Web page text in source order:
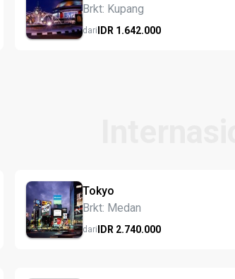
Brkt: Kupang
dari IDR 1.642.000
Tokyo
Brkt: Medan
dari IDR 2.740.000